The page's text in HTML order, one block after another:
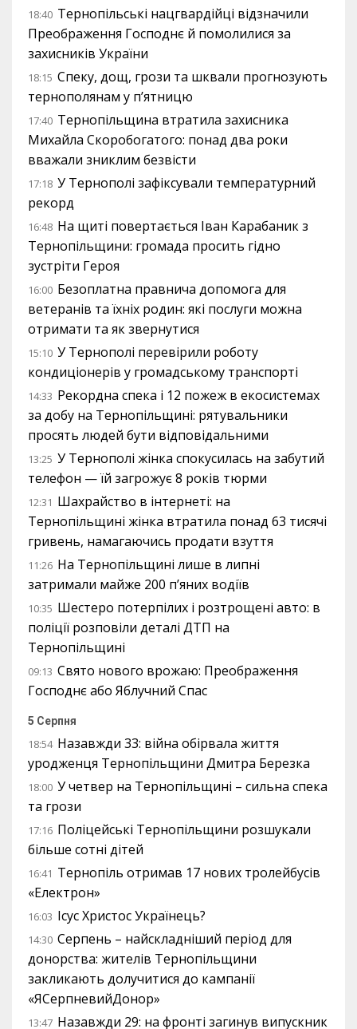
18:40 Тернопільські нацгвардійці відзначили
Преображення Господнє й помолилися за
захисників України
18:15 Спеку, дощ, грози та шквали прогнозують
тернополянам у п’ятницю
17:40 Тернопільщина втратила захисника
Михайла Скоробогатого: понад два роки
вважали зниклим безвісти
17:18 У Тернополі зафіксували температурний
рекорд
16:48 На щиті повертається Іван Карабаник з
Тернопільщини: громада просить гідно
зустріти Героя
16:00 Безоплатна правнича допомога для
ветеранів та їхніх родин: які послуги можна
отримати та як звернутися
15:10 У Тернополі перевірили роботу
кондиціонерів у громадському транспорті
14:33 Рекордна спека і 12 пожеж в екосистемах
за добу на Тернопільщині: рятувальники
просять людей бути відповідальними
13:25 У Тернополі жінка спокусилась на забутий
телефон — їй загрожує 8 років тюрми
12:31 Шахрайство в інтернеті: на
Тернопільщині жінка втратила понад 63 тисячі
гривень, намагаючись продати взуття
11:26 На Тернопільщині лише в липні
затримали майже 200 п’яних водіїв
10:35 Шестеро потерпілих і розтрощені авто: в
поліції розповіли деталі ДТП на
Тернопільщині
09:13 Свято нового врожаю: Преображення
Господнє або Яблучний Спас
5 Серпня
18:54 Назавжди 33: війна обірвала життя
уродженця Тернопільщини Дмитра Березка
18:00 У четвер на Тернопільщині – сильна спека
та грози
17:16 Поліцейські Тернопільщини розшукали
більше сотні дітей
16:41 Тернопіль отримав 17 нових тролейбусів
«Електрон»
16:03 Ісус Христос Українець?
14:30 Серпень – найскладніший період для
донорства: жителів Тернопільщини
закликають долучитися до кампанії
«ЯСерпневийДонор»
13:47 Назавжди 29: на фронті загинув випускник